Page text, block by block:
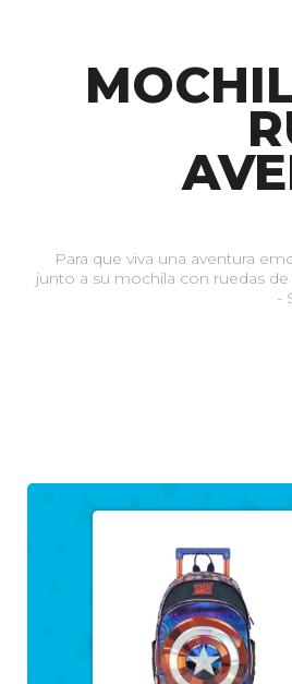
Para que viva una aventura
junto a su mochila con ruedas
-